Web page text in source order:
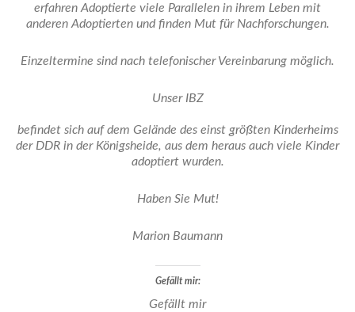
erfahren Adoptierte viele Parallelen in ihrem Leben mit
anderen Adoptierten und finden Mut für Nachforschungen.
Einzeltermine sind nach telefonischer Vereinbarung möglich.
Unser IBZ
befindet sich auf dem Gelände des einst größten Kinderheims
der DDR in der Königsheide, aus dem heraus auch viele Kinder
adoptiert wurden.
Haben Sie Mut!
Marion Baumann
Gefällt mir:
Gefällt mir